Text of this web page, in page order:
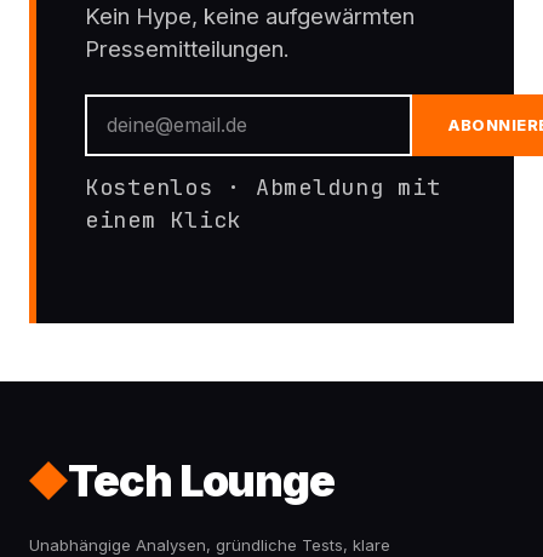
Kein Hype, keine aufgewärmten
Pressemitteilungen.
Kostenlos · Abmeldung mit
einem Klick
Tech Lounge
Unabhängige Analysen, gründliche Tests, klare